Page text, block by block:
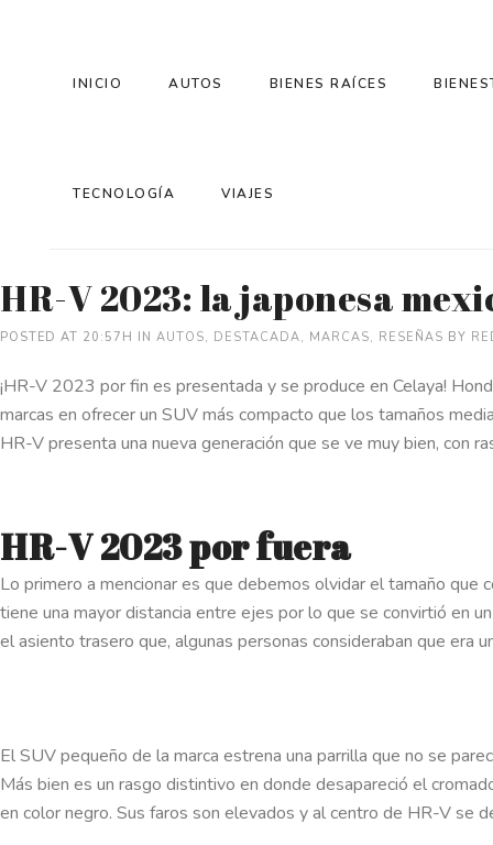
INICIO AUTOS BIENES RAÍCES
TECNOLOGÍA VIAJES
HR-V 2023: la japonesa
POSTED AT 20:57H IN AUTOS, DESTACADA, MARCAS, RESEÑAS BY
¡HR-V 2023 por fin es presentada y se produce en Celaya!
marcas en ofrecer un SUV más compacto que los tamaños
HR-V presenta una nueva generación que se ve muy bien, con
HR-V 2023 por fuera
Lo primero a mencionar es que debemos olvidar el tamaño
tiene una mayor distancia entre ejes por lo que se convirtió en
el asiento trasero que, algunas personas consideraban que era
El SUV pequeño de la marca estrena una parrilla que no se
Más bien es un rasgo distintivo en donde desapareció el
en color negro. Sus faros son elevados y al centro de HR-V se